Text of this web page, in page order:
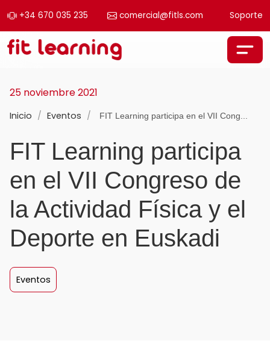
+34 670 035 235 comercial@fitls.com Soporte
Saltar al contenido
Navegación principal
25 noviembre 2021
Inicio / Eventos / FIT Learning participa en el VII Cong...
FIT Learning participa
en el VII Congreso de
la Actividad Física y el
Deporte en Euskadi
Eventos